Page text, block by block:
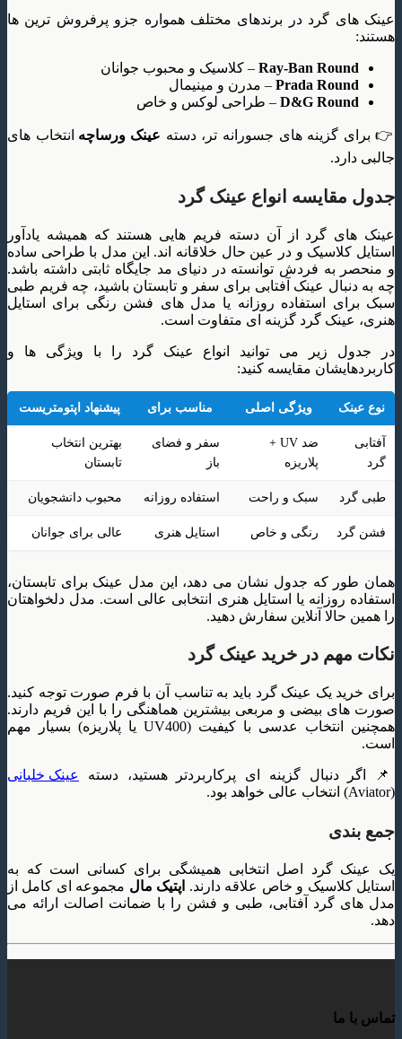
عینک های گرد در برندهای مختلف همواره جزو پرفروش ترین ها
هستند:
Ray-Ban Round– کلاسیک و محبوب جوانان
Prada Round– مدرن و مینیمال
D&G Round– طراحی لوکس و خاص
👉 برای گزینه های جسورانه تر، دسته عینک ورساچهانتخاب های
جالبی دارد.
جدول مقایسه انواع عینک گرد
عینک های گرد از آن دسته فریم هایی هستند که همیشه یادآور
استایل کلاسیک و در عین حال خلاقانه اند. این مدل با طراحی ساده
و منحصر به فردش توانسته در دنیای مد جایگاه ثابتی داشته باشد.
چه به دنبال عینک آفتابی برای سفر و تابستان باشید، چه فریم طبی
سبک برای استفاده روزانه یا مدل های فشن رنگی برای استایل
هنری، عینک گرد گزینه ای متفاوت است.
در جدول زیر می توانید انواع عینک گرد را با ویژگی ها و
کاربردهایشان مقایسه کنید:
نوع عینک ویژگی اصلی مناسب برای پیشنهاد اپتومتریست
آفتابی
گرد
ضد UV +
پلاریزه
سفر و فضای
باز
بهترین انتخاب
تابستان
طبی گرد سبک و راحت استفاده روزانه محبوب دانشجویان
فشن گرد رنگی و خاص استایل هنری عالی برای جوانان
همان طور که جدول نشان می دهد، این مدل عینک برای تابستان،
استفاده روزانه یا استایل هنری انتخابی عالی است. مدل دلخواهتان
را همین حالا آنلاین سفارش دهید.
نکات مهم در خرید عینک گرد
برای خرید یک عینک گرد باید به تناسب آن با فرم صورت توجه کنید.
صورت های بیضی و مربعی بیشترین هماهنگی را با این فریم دارند.
همچنین انتخاب عدسی با کیفیت (UV400 یا پلاریزه) بسیار مهم
است.
📌 اگر دنبال گزینه ای پرکاربردتر هستید، دسته
عینک خلبانی
جمع بندی
یک عینک گرد اصل انتخابی همیشگی برای کسانی است که به
استایل کلاسیک و خاص علاقه دارند.اپتیک مال مجموعه ای کامل از
مدل های گرد آفتابی، طبی و فشن را با ضمانت اصالت ارائه می
دهد.
تماس با ما